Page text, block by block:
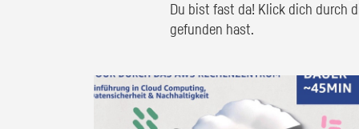
Du bist fast da! Klick dich durch
gefunden hast.